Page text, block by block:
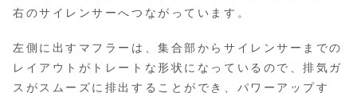
右のサイレンサーへつながっています。
左側に出すマフラーは、集合部からサイレンサーまでの
レイアウトがトレートな形状になっているので、排気ガ
スがスムーズに排出することができ、パワーアップす